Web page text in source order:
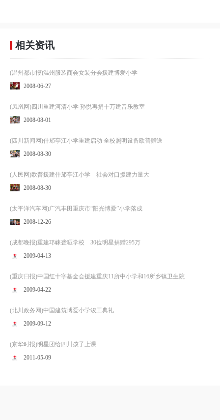
相关资讯
(温州都市报)温州服装商会女装分会援建博爱小学
2008-06-27
(凤凰网)四川重建河清小学 孙悦再捐十万建音乐教室
2008-08-01
(四川新闻网)什邡亭江小学重建启动 全校照明设备欧普赠送
2008-08-30
(人民网)欧普援建什邡亭江小学 社会对口援建力量大
2008-08-30
(太平洋汽车网)广汽丰田重庆市“阳光博爱”小学落成
2008-12-26
(成都晚报)重建邛崃聋哑学校 30位明星捐赠295万
2009-04-13
(重庆日报)中国红十字基金会援建重庆11所中小学和16所乡镇卫生院
2009-04-22
(北川政务网)中国建筑博爱小学竣工典礼
2009-09-12
(京华时报)明星团给四川孩子上课
2011-05-09